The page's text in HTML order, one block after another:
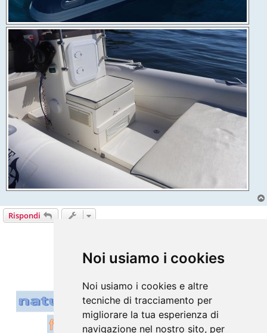
Noi usiamo i cookies
Noi usiamo i cookies e altre
tecniche di tracciamento per
migliorare la tua esperienza di
navigazione nel nostro sito, per
Rispondi